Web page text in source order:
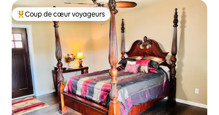
Coup de cœur voyageurs parmi les plus aimés
Coup de cœur voyageurs